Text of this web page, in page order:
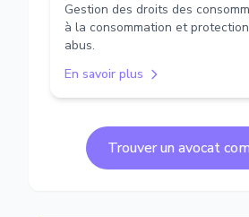
Gestion des droits des
à la consommation et
abus.
En savoir plus
Trouver un avocat